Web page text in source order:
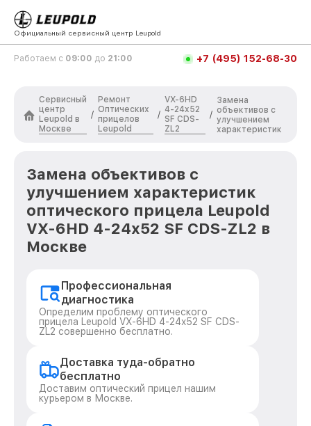
Официальный сервисный центр Leupold
Работаем с 09:00 до 21:00 +7 (495) 152-68-30
Сервисный
центр
Leupold в
Москве
/
Ремонт
Оптических
прицелов
Leupold
/
VX-6HD
4-24x52
SF CDS-
ZL2
/
Замена
объективов с
улучшением
характеристик
Замена объективов с
улучшением характеристик
оптического прицела Leupold
VX-6HD 4-24x52 SF CDS-ZL2 в
Москве
Профессиональная
диагностика
Определим проблему оптического
прицела Leupold VX-6HD 4-24x52 SF CDS-
ZL2 совершенно бесплатно.
Доставка туда-обратно
бесплатно
Доставим оптический прицел нашим
курьером в Москве.